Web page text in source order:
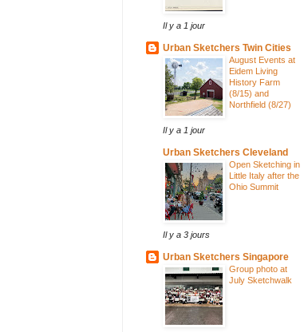
Il y a 1 jour
Urban Sketchers Twin Cities
August Events at
Eidem Living
History Farm
(8/15) and
Northfield (8/27)
Il y a 1 jour
Urban Sketchers Cleveland
Open Sketching in
Little Italy after the
Ohio Summit
Il y a 3 jours
Urban Sketchers Singapore
Group photo at
July Sketchwalk